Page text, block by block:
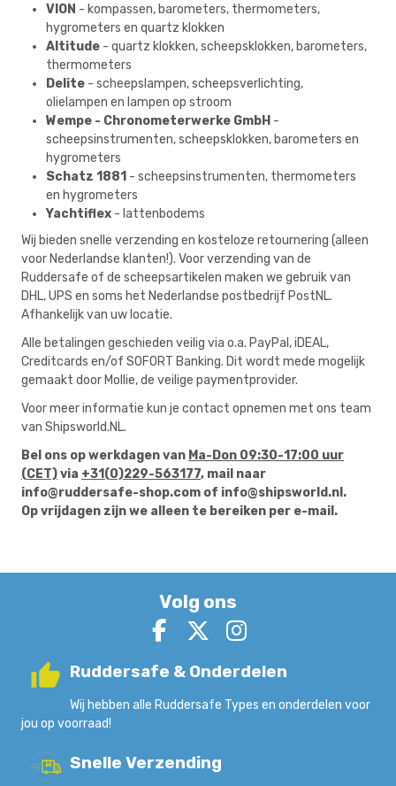
VION - kompassen, barometers, thermometers,
hygrometers en quartz klokken
Altitude - quartz klokken, scheepsklokken, barometers,
thermometers
Delite - scheepslampen, scheepsverlichting,
olielampen en lampen op stroom
Wempe - Chronometerwerke GmbH -
scheepsinstrumenten, scheepsklokken, barometers en
hygrometers
Schatz 1881 - scheepsinstrumenten, thermometers
en hygrometers
Yachtiflex - lattenbodems
Wij bieden snelle verzending en kosteloze retournering (alleen
voor Nederlandse klanten!). Voor verzending van de
Ruddersafe of de scheepsartikelen maken we gebruik van
DHL, UPS en soms het Nederlandse postbedrijf PostNL.
Afhankelijk van uw locatie.
Alle betalingen geschieden veilig via o.a. PayPal, iDEAL,
Creditcards en/of SOFORT Banking. Dit wordt mede mogelijk
gemaakt door Mollie, de veilige paymentprovider.
Voor meer informatie kun je contact opnemen met ons team
van Shipsworld.NL.
Bel ons op werkdagen van Ma-Don 09:30-17:00 uur
(CET)via +31(0)229-563177, mail naar
info@ruddersafe-shop.com of info@shipsworld.nl .
Op vrijdagen zijn we alleen te bereiken per e-mail.
Volg ons
Ruddersafe & Onderdelen
Wij hebben alle Ruddersafe Types en onderdelen voor
jou op voorraad!
Snelle Verzending